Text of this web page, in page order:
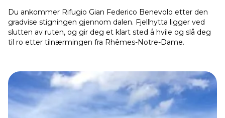
Du ankommer Rifugio Gian Federico Benevolo etter den
gradvise stigningen gjennom dalen. Fjellhytta ligger ved
slutten av ruten, og gir deg et klart sted å hvile og slå deg
til ro etter tilnærmingen fra Rhêmes-Notre-Dame.